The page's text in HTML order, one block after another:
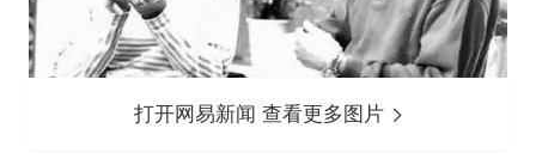
打开网易新闻 查看更多图片